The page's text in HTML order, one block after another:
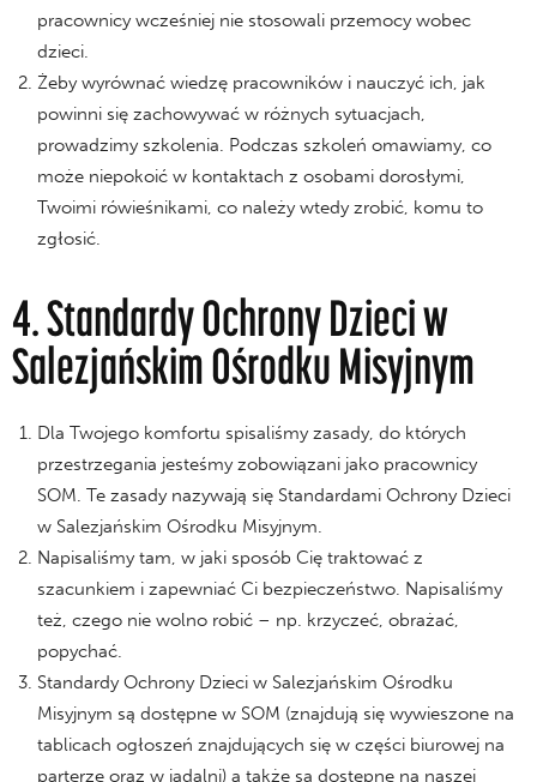
pracownicy wcześniej nie stosowali przemocy wobec
dzieci.
Żeby wyrównać wiedzę pracowników i nauczyć ich, jak
powinni się zachowywać w różnych sytuacjach,
prowadzimy szkolenia. Podczas szkoleń omawiamy, co
może niepokoić w kontaktach z osobami dorosłymi,
Twoimi rówieśnikami, co należy wtedy zrobić, komu to
zgłosić.
4. Standardy Ochrony Dzieci w
Salezjańskim Ośrodku Misyjnym
Dla Twojego komfortu spisaliśmy zasady, do których
przestrzegania jesteśmy zobowiązani jako pracownicy
SOM. Te zasady nazywają się Standardami Ochrony Dzieci
w Salezjańskim Ośrodku Misyjnym.
Napisaliśmy tam, w jaki sposób Cię traktować z
szacunkiem i zapewniać Ci bezpieczeństwo. Napisaliśmy
też, czego nie wolno robić – np. krzyczeć, obrażać,
popychać.
Standardy Ochrony Dzieci w Salezjańskim Ośrodku
Misyjnym są dostępne w SOM (znajdują się wywieszone na
tablicach ogłoszeń znajdujących się w części biurowej na
parterze oraz w jadalni) a także są dostępne na naszej